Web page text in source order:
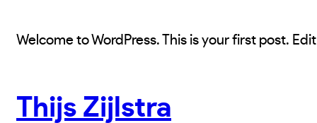
Welcome to WordPress. This is your first post.
Thijs Zijlstra